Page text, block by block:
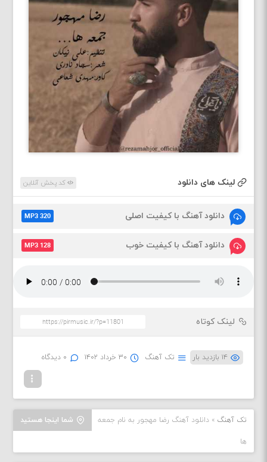
لینک های دانلود کد پخش آنلاین
دانلود آهنگ با کیفیت اصلی MP3 320
دانلود آهنگ با کیفیت خوب MP3 128
لینک کوتاه
۱۴ بازدید بار تک آهنگ ۳۰ خرداد ۱۴۰۲ ۰ دیدگاه
شما اینجا هستید تک آهنگ »دانلود آهنگ رضا مهجور به نام جمعه
ها